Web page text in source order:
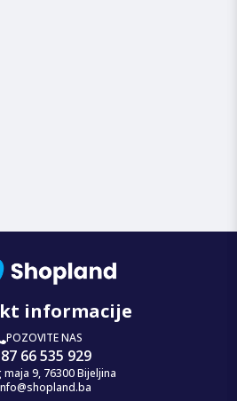
informacije
POZOVITE NAS
66 535 929
maja 9, 76300 Bijeljina